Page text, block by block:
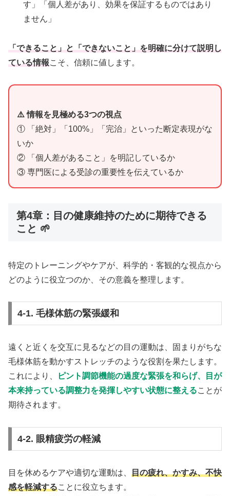
す」「個人差があり、効果を保証するものではあり
ません」
「できること」と「できないこと」を明確に分けて説明し
ている情報こそ、信頼に値します。
⚠️ 情報を見極める3つの視点
① 「絶対」「100%」「完治」といった断定表現がな
いか
② 「個人差があること」を明記しているか
③ 専門医による受診の重要性を伝えているか
第4章：目の健康維持のために期待できる
こと 🌱
特定のトレーニングやケアが、科学的・客観的な視点から
どのように役立つのか、その意義を整理します。
4-1. 毛様体筋の緊張緩和
遠くと近くを交互に見るなどの目の運動は、固まりがちな
毛様体筋を動かすストレッチのような役割を果たします。
これにより、
ピント調節機能の過度な緊張を和らげ、目が
本来持っている調整力を発揮しやすい状態に整えることが
期待されます。
4-2. 眼精疲労の軽減
目を休めるケアや適切な運動は、 目の疲れ、かすみ、不快
感を軽減することに役立ちます。